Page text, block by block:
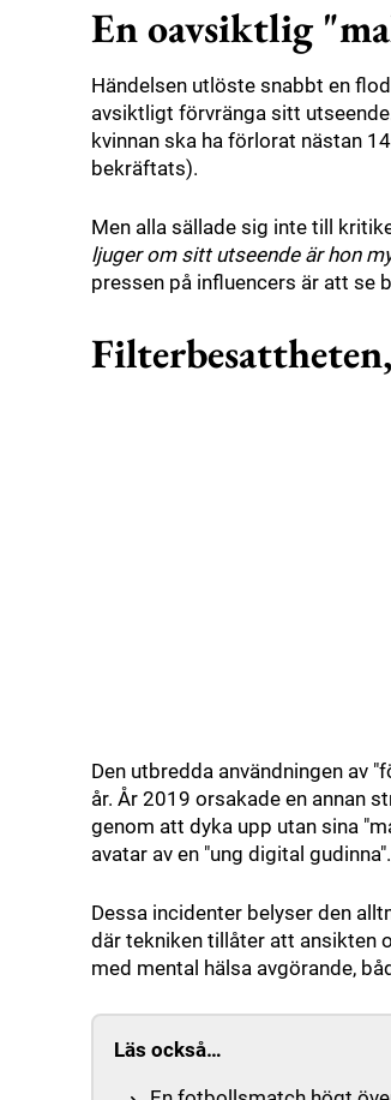
En oavsiktlig
Händelsen utlöste snabbt en
avsiktligt förvränga sitt
kvinnan ska ha förlorat nästan
bekräftats).
Men alla sällade sig inte till
ljuger om sitt utseende är hon
pressen på influencers är att se
Den utbredda användningen av
år. År 2019 orsakade en annan
genom att dyka upp utan sina
avatar av en "ung digital gudinna".
Dessa incidenter belyser den
där tekniken tillåter att ansikten
med mental hälsa avgörande,
Läs också…